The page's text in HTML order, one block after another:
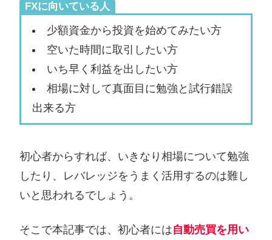
FXに向いている人
少額資金から投資を始めてみたい方
空いた時間に取引したい方
いち早く利益を出したい方
相場に対して真面目に勉強と試行錯誤
出来る方
初心者からすれば、いきなり相場について勉強
したり、レバレッジをうまく活用するのは難し
いと思われるでしょう。
そこで本記事では、初心者には自動売買を用い